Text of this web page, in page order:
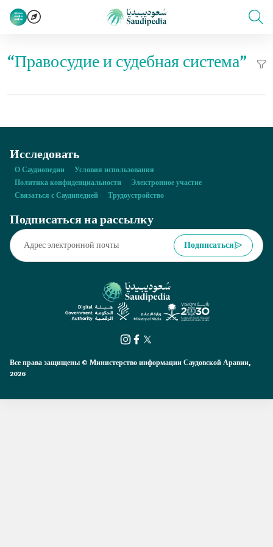
“Правосудие и судебная система”
Исследовать
О Саудиопедии
Условия использования
Политика конфиденциальности
Электронное участие
Связаться с Саудипедией
Трудоустройство
Подписаться на рассылку
Подписаться
Все права защищены © Министерство информации Саудовской Аравии,
2026